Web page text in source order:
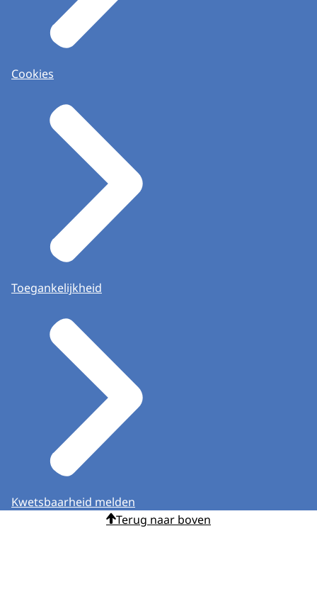
Cookies
Toegankelijkheid
Kwetsbaarheid melden
Terug naar boven